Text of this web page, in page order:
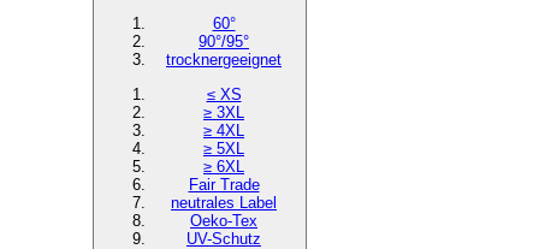
60°
90°/95°
trocknergeeignet
≤ XS
≥ 3XL
≥ 4XL
≥ 5XL
≥ 6XL
Fair Trade
neutrales Label
Oeko-Tex
UV-Schutz